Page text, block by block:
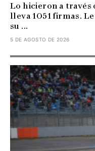
Lo hicieron a través
lleva 1051 firmas.
su ...
5 DE AGOSTO DE 2026